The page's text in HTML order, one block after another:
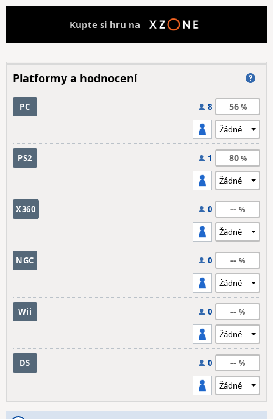
Kupte si hru na
Platformy a hodnocení
PC 8 56
PS2 1 80
X360 0 --
NGC 0 --
Wii 0 --
DS 0 --